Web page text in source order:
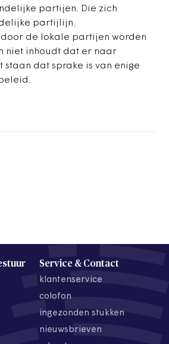
partijen. Die zich
partijlijn.
de lokale partijen worden
niet inhoudt dat er naar
staan dat sprake is van enige
Service & Contact
klantenservice
colofon
ingezonden stukken
nieuwsbrieven